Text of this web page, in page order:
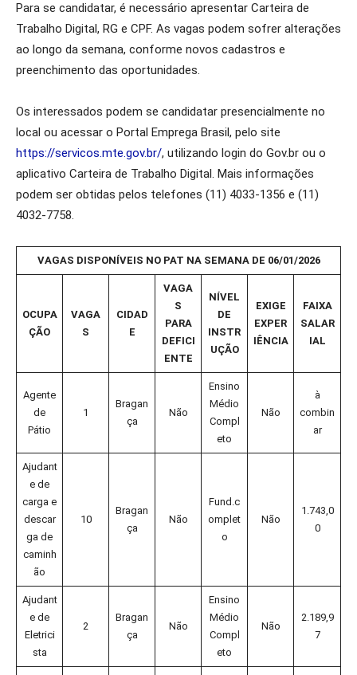
Para se candidatar, é necessário apresentar Carteira de
Trabalho Digital, RG e CPF. As vagas podem sofrer alterações
ao longo da semana, conforme novos cadastros e
preenchimento das oportunidades.
Os interessados podem se candidatar presencialmente no
local ou acessar o Portal Emprega Brasil, pelo site
https://servicos.mte.gov.br/, utilizando login do Gov.br ou o
aplicativo Carteira de Trabalho Digital. Mais informações
podem ser obtidas pelos telefones (11) 4033-1356 e (11)
4032-7758.
VAGAS DISPONÍVEIS NO PAT NA SEMANA DE 06/01/2026
OCUPA
ÇÃO
VAGA
S
CIDAD
E
VAGA
S
PARA
DEFICI
ENTE
NÍVEL
DE
INSTR
UÇÃO
EXIGE
EXPER
IÊNCIA
FAIXA
SALAR
IAL
Agente
de
Pátio
1
Bragan
ça
Não
Ensino
Médio
Compl
eto
Não
à
combin
ar
Ajudant
e de
carga e
descar
ga de
caminh
ão
10
Bragan
ça
Não
Fund.c
omplet
o
Não
1.743,0
0
Ajudant
e de
Eletrici
sta
2
Bragan
ça
Não
Ensino
Médio
Compl
eto
Não
2.189,9
7